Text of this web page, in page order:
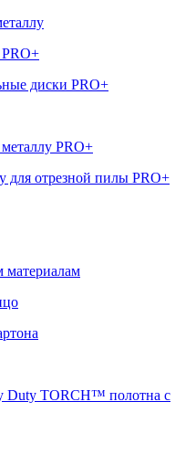
диски PRO+
PRO+
для отрезной пилы PRO+
Duty TORCH™ полотна с